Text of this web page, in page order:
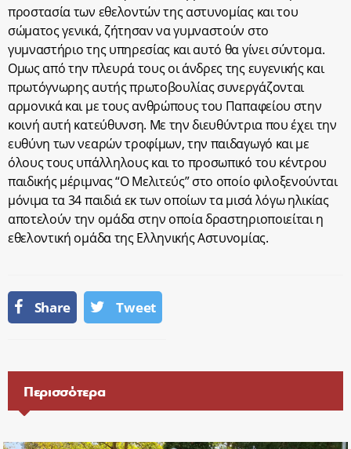
προστασία των εθελοντών της αστυνομίας και του
σώματος γενικά, ζήτησαν να γυμναστούν στο
γυμναστήριο της υπηρεσίας και αυτό θα γίνει σύντομα.
Ομως από την πλευρά τους οι άνδρες της ευγενικής και
πρωτόγνωρης αυτής πρωτοβουλίας συνεργάζονται
αρμονικά και με τους ανθρώπους του Παπαφείου στην
κοινή αυτή κατεύθυνση. Με την διευθύντρια που έχει την
ευθύνη των νεαρών τροφίμων, την παιδαγωγό και με
όλους τους υπάλληλους και το προσωπικό του κέντρου
παιδικής μέριμνας “Ο Μελιτεύς” στο οποίο φιλοξενούνται
μόνιμα τα 34 παιδιά εκ των οποίων τα μισά λόγω ηλικίας
αποτελούν την ομάδα στην οποία δραστηριοποιείται η
εθελοντική ομάδα της Ελληνικής Αστυνομίας.
Share Tweet
Περισσότερα